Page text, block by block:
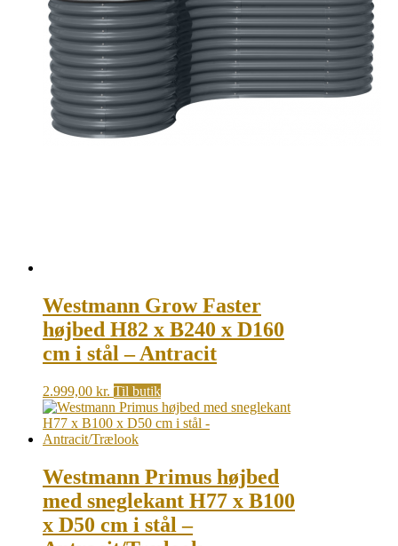
Westmann Grow Faster
højbed H82 x B240 x D160
cm i stål – Antracit
2.999,00 kr. Til butik
Westmann Primus højbed
med sneglekant H77 x B100
x D50 cm i stål –